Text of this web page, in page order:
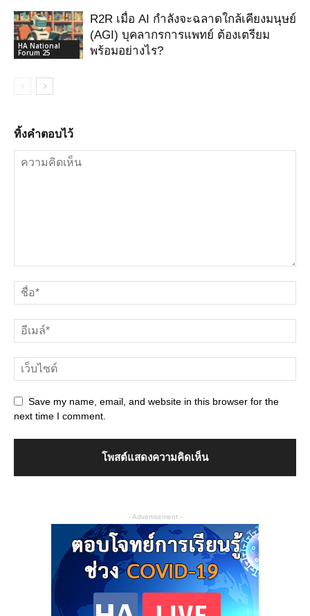
HA National
Forum 25
R2R เมื่อ AI กําลังจะฉลาดใกล้เคียงมนุษย์
(AGI) บุคลากรการแพทย์ ต้องเตรียม
พร้อมอย่างไร?
ทิ้งคำตอบไว้
Save my name, email, and website in this browser for the
next time I comment.
- Advertisement -